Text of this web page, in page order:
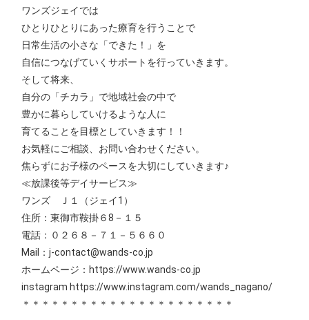
ワンズジェイでは
ひとりひとりにあった療育を行うことで
日常生活の小さな「できた！」を
自信につなげていくサポートを行っていきます。
そして将来、
自分の「チカラ」で地域社会の中で
豊かに暮らしていけるような人に
育てることを目標としていきます！！
お気軽にご相談、お問い合わせください。
焦らずにお子様のペースを大切にしていきます♪
≪放課後等デイサービス≫
ワンズ Ｊ１（ジェイ1）
住所：東御市鞍掛６8－１５
電話：０２６８－７１－５６６０
Mail：j-contact@wands-co.jp
ホームページ：https://www.wands-co.jp
instagram https://www.instagram.com/wands_nagano/
＊＊＊＊＊＊＊＊＊＊＊＊＊＊＊＊＊＊＊＊＊＊